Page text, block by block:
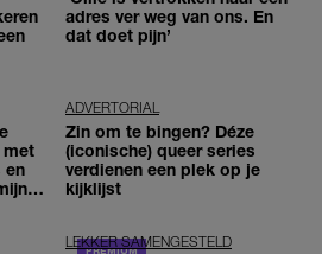
adres ver weg van ons. En
dat doet pijn’
met
en
ADVERTORIAL
Zin om te bingen? Déze
(iconische) queer series
verdienen een plek op je
kijklijst
LEKKER SAMENGESTELD